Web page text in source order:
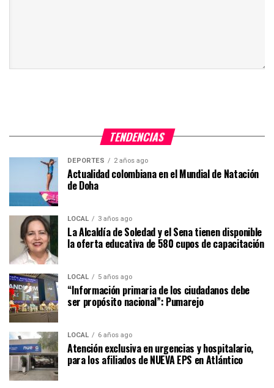
TENDENCIAS
DEPORTES 2 años ago
Actualidad colombiana en el Mundial de Natación
de Doha
LOCAL 3 años ago
La Alcaldía de Soledad y el Sena tienen disponible
la oferta educativa de 580 cupos de capacitación
LOCAL 5 años ago
“Información primaria de los ciudadanos debe
ser propósito nacional”: Pumarejo
LOCAL 6 años ago
Atención exclusiva en urgencias y hospitalario,
para los afiliados de NUEVA EPS en Atlántico